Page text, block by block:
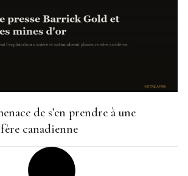
de s’en prendre à une
canadienne